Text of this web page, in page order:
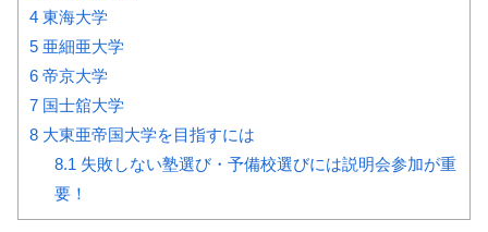
4 東海大学
5 亜細亜大学
6 帝京大学
7 国士舘大学
8 大東亜帝国大学を目指すには
8.1 失敗しない塾選び・予備校選びには説明会参加が重
要！